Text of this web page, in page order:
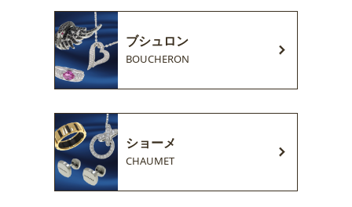
ブシュロン
BOUCHERON
ショーメ
CHAUMET